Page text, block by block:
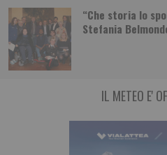
“Che storia lo
Stefania
“No alla ‘privatizzazione’ del
LETTERA APERTA SUL KAPPA
Comitato spontaneo Dora Spina Tre è
IL METEO E'